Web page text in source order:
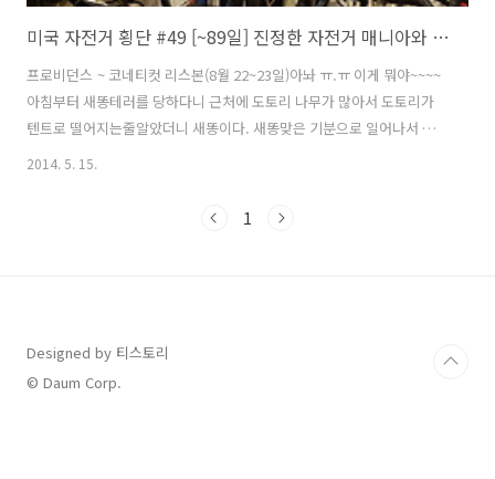
미국 자전거 횡단 #49 [~89일] 진정한 자전거 매니아와 오스트리안 세퍼트 키리와 키무
프로비던스 ~ 코네티컷 리스본(8월 22~23일)아놔 ㅠ.ㅠ 이게 뭐야~~~~
아침부터 새똥테러를 당하다니 근처에 도토리 나무가 많아서 도토리가
텐트로 떨어지는줄알았더니 새똥이다. 새똥맞은 기분으로 일어나서 기
분도 참 똥같다. ㅠ.ㅠ부쩍 아침 저녁으로 일교차가 많아져 새벽에는 텐
금방 마를것 같다.텐트 플라이도 멀리 있는 테이블에 얹어서 널어 놓고
2014. 5. 15.
1
Designed by 티스토리
© Daum Corp.